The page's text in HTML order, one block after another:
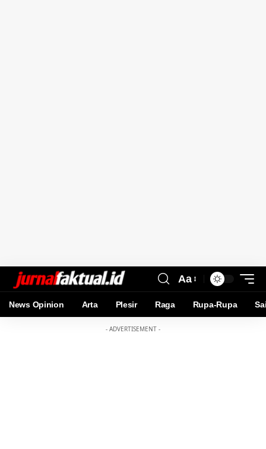
Aa
News Opinion Arta Plesir Raga Rupa-Rupa
- ADVERTISEMENT -